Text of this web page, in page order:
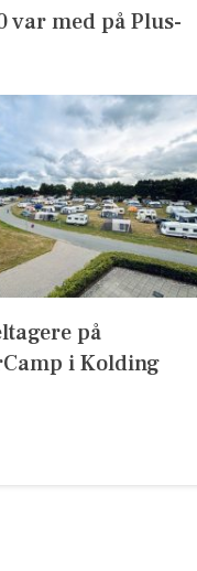
var med på Plus-
på
i Kolding